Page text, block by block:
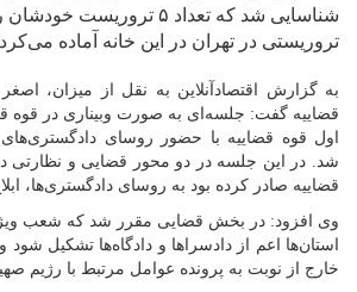
شناسایی شد که تعداد ۵
تروریستی در تهران در این خانه آماده
به گزارش اقتصادآنلاین به نقل از میزان،
قضاییه گفت: جلسه‌ای به صورت وبیناری در قوه
اول قوه قضاییه با حضور روسای
شد. در این جلسه در دو محور قضایی و نظارتی
قضاییه صادر کرده بود به روسای دادگستری‌ها،
وی افزود: در بخش قضایی مقرر شد که شعب
استان‌ها اعم از دادسرا‌ها و دادگاه‌ها تشکیل
خارج از نوبت به پرونده عوامل مرتبط با رژیم